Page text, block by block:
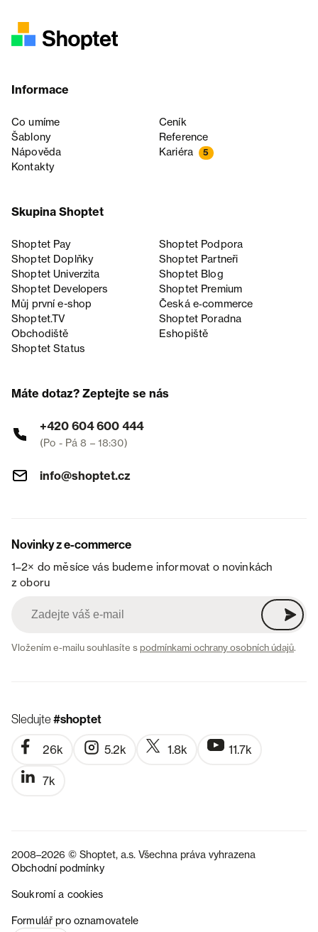
Informace
Co umíme
Ceník
Šablony
Reference
Nápověda
Kariéra 5
Kontakty
Skupina Shoptet
Shoptet Pay
Shoptet Podpora
Shoptet Doplňky
Shoptet Partneři
Shoptet Univerzita
Shoptet Blog
Shoptet Developers
Shoptet Premium
Můj první e-shop
Česká e‑commerce
Shoptet.TV
Shoptet Poradna
Obchodiště
Eshopiště
Shoptet Status
Máte dotaz? Zeptejte se nás
+420 604 600 444
(Po - Pá 8 – 18:30)
info@shoptet.cz
Novinky z e-commerce
1–2× do měsíce vás budeme informovat o novinkách
z oboru
Vložením e-mailu souhlasíte spodmínkami ochrany osobních údajů.
Sledujte#shoptet
26k 5.2k 1.8k 11.7k
7k
2008–2026 © Shoptet, a.s. Všechna práva vyhrazena
Obchodní podmínky
Soukromí a cookies
Formulář pro oznamovatele